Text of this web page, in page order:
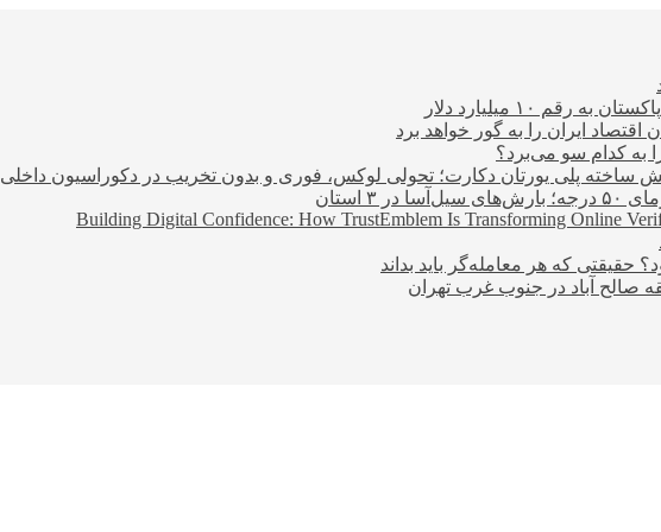
۱۰ میلیارد دلار
ایران را به گور خواهد برد
به کدام سو می‌برد؟
پیش ساخته پلی یورتان دکارت؛ تحولی لوکس، فوری و بدون تخریب در دکوراسیون داخلی
استان
Building Digital Confidence: How TrustEmblem Is Transforming Online
حقیقتی که هر معامله‌گر باید بداند
صالح آباد در جنوب غرب تهران